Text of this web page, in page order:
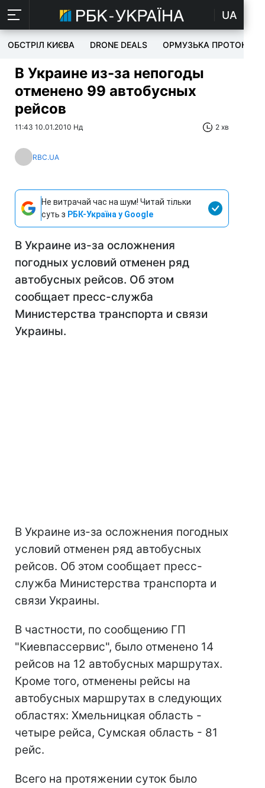
UA
ОБСТРІЛ КИЄВА DRONE DEALS ОРМУЗЬКА ПРОТОКА
В Украине из-за непогоды
отменено 99 автобусных
рейсов
11:43 10.01.2010 Нд 2 хв
RBC.UA
Не витрачай час на шум! Читай тільки
суть з РБК-Україна у Google
В Украине из-за осложнения
погодных условий отменен ряд
автобусных рейсов. Об этом
сообщает пресс-служба
Министерства транспорта и связи
Украины.
В Украине из-за осложнения погодных
условий отменен ряд автобусных
рейсов. Об этом сообщает пресс-
служба Министерства транспорта и
связи Украины.
В частности, по сообщению ГП
"Киевпассервис", было отменено 14
рейсов на 12 автобусных маршрутах.
Кроме того, отменены рейсы на
автобусных маршрутах в следующих
областях: Хмельницкая область -
четыре рейса, Сумская область - 81
рейс.
Всего на протяжении суток было